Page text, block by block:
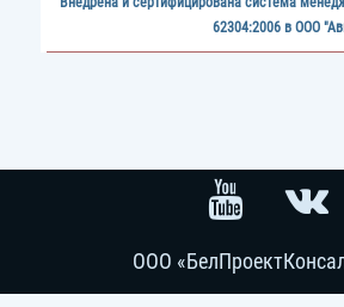
помощью нашего сервиса онлайн-
ООО